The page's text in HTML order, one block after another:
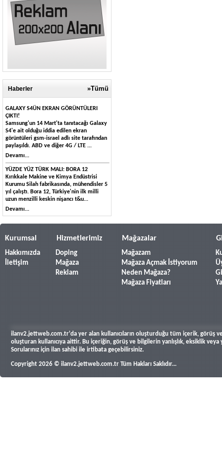
Haberler »Tümü
GALAXY S4ÜN EKRAN GÖRÜNTÜLERI
ÇIKTI!
Samsung'un 14 Mart'ta tanıtacağı Galaxy
S4'e ait olduğu iddia edilen ekran
görüntüleri gsm-israel adlı site tarafından
paylaşıldı. ABD ve diğer 4G / LTE ...
Devamı...
YÜZDE YÜZ TÜRK MALI: BORA 12
Kırıkkale Makine ve Kimya Endüstrisi
Kurumu Silah fabrikasında, mühendisler 5
yıl çalıştı. Bora 12, Türkiye'nin ilk milli
uzun menzilli keskin nişancı t&u...
Devamı...
Kurumsal Hizmetlerimiz Mağazalar
Hakkımızda
İletişim
Doping
Mağaza
Reklam
Mağazam
Mağaza Açmak İstiyorum
Neden Mağaza?
Mağaza Fiyatları
ilanv2.jettweb.com.tr'da yer alan kullanıcıların oluşturduğu tüm içerik, görüş
oluşturan kullanıcıya aittir. Bu içeriğin, görüş ve bilgilerin yanlışlık, eksiklik
Sorularınız için ilan sahibi ile irtibata geçebilirsiniz.
Copyright 2026 © ilanv2.jettweb.com.tr Tüm Hakları Saklıdır...